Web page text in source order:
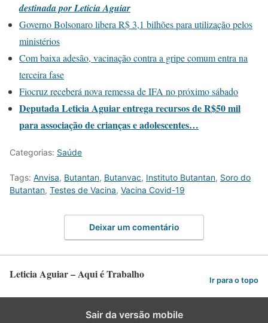
destinada por Leticia Aguiar
Governo Bolsonaro libera R$ 3,1 bilhões para utilização pelos
ministérios
Com baixa adesão, vacinação contra a gripe comum entra na
terceira fase
Fiocruz receberá nova remessa de IFA no próximo sábado
Deputada Leticia Aguiar entrega recursos de R$50 mil
para associação de crianças e adolescentes…
Categorias: Saúde
Tags: Anvisa, Butantan, Butanvac, Instituto Butantan, Soro do
Butantan, Testes de Vacina, Vacina Covid-19
Deixar um comentário
Leticia Aguiar – Aqui é Trabalho Ir para o topo
Sair da versão mobile